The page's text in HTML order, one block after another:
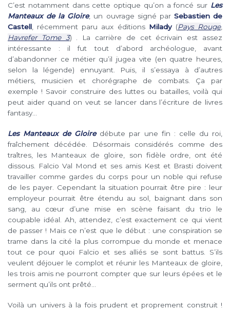
C’est notamment dans cette optique qu’on a foncé sur Les
Manteaux de la Gloire, un ouvrage signé par Sebastien de
Castell , récemment paru aux éditions Milady(Pays Rouge,
Havrefer Tome 3) . La carrière de cet écrivain est assez
intéressante : il fut tout d’abord archéologue, avant
d’abandonner ce métier qu’il jugea vite (en quatre heures,
selon la légende) ennuyant. Puis, il s’essaya à d’autres
métiers, musicien et chorégraphe de combats. Ça par
exemple ! Savoir construire des luttes ou batailles, voilà qui
peut aider quand on veut se lancer dans l’écriture de livres
fantasy…
Les Manteaux de Gloiredébute par une fin : celle du roi,
fraîchement décédée. Désormais considérés comme des
traîtres, les Manteaux de gloire, son fidèle ordre, ont été
dissous. Falcio Val Mond et ses amis Kest et Brasti doivent
travailler comme gardes du corps pour un noble qui refuse
de les payer. Cependant la situation pourrait être pire : leur
employeur pourrait être étendu au sol, baignant dans son
sang, au cœur d’une mise en scène faisant du trio le
coupable idéal. Ah, attendez, c’est exactement ce qui vient
de passer ! Mais ce n’est que le début : une conspiration se
trame dans la cité la plus corrompue du monde et menace
tout ce pour quoi Falcio et ses alliés se sont battus. S’ils
veulent déjouer le complot et réunir les Manteaux de gloire,
les trois amis ne pourront compter que sur leurs épées et le
serment qu’ils ont prêté…
Voilà un univers à la fois prudent et proprement construit !